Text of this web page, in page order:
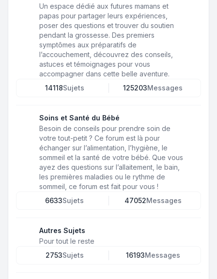
Un espace dédié aux futures mamans et
papas pour partager leurs expériences,
poser des questions et trouver du soutien
pendant la grossesse. Des premiers
symptômes aux préparatifs de
l’accouchement, découvrez des conseils,
astuces et témoignages pour vous
accompagner dans cette belle aventure.
14118Sujets 125203Messages
Soins et Santé du Bébé
Besoin de conseils pour prendre soin de
votre tout-petit ? Ce forum est là pour
échanger sur l’alimentation, l’hygiène, le
sommeil et la santé de votre bébé. Que vous
ayez des questions sur l’allaitement, le bain,
les premières maladies ou le rythme de
sommeil, ce forum est fait pour vous !
6633Sujets 47052Messages
Autres Sujets
Pour tout le reste
2753Sujets 16193Messages